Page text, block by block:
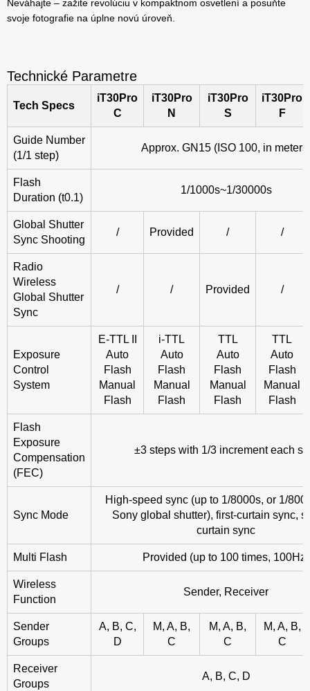
Neváhajte – zažite revolúciu v kompaktnom osvetlení a posuňte
svoje fotografie na úplne novú úroveň.
Technické Parametre
Tech Specs
iT30Pro
C
iT30Pro
N
iT30Pro
S
iT30Pro
F
Guide Number
(1/1 step)
Approx. GN15 (ISO 100, in
Flash
Duration (t0.1)
1/1000s~1/30000s
Global Shutter
Sync Shooting
/ Provided / /
Radio
Wireless
Global Shutter
Sync
/ / Provided /
Exposure
Control
System
E-TTL II
Auto
Flash
Manual
Flash
i-TTL
Auto
Flash
Manual
Flash
TTL
Auto
Flash
Manual
Flash
TTL
Auto
Flash
Manual
Flash
Flash
Exposure
Compensation
(FEC)
±3 steps with 1/3 increment each
Sync Mode
High-speed sync (up to 1/8000s, or 1/
Sony global shutter), first-curtain sync,
curtain sync
Multi Flash Provided (up to 100 times, 100Hz)
Wireless
Function
Sender, Receiver
Sender
Groups
A, B, C,
D
M, A, B,
C
M, A, B,
C
M, A, B,
C
Receiver
Groups
A, B, C, D